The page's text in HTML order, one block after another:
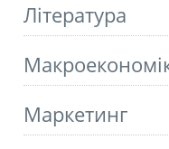
Літературa
Маркетинг